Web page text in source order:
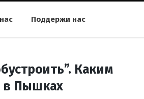
Поддержи нас
Каким
в Пышках